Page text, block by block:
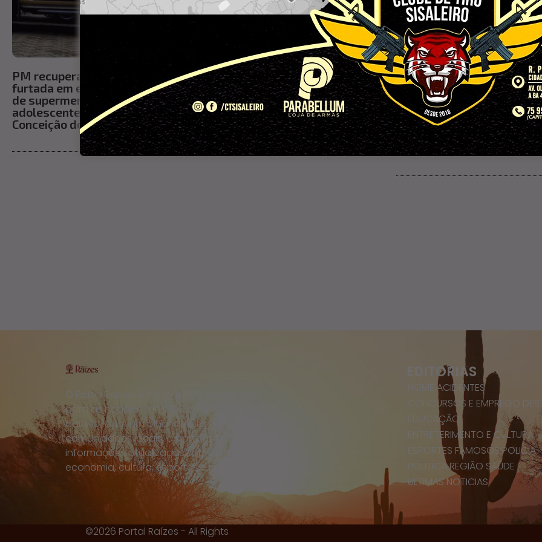
PM recupera motocicleta
furtada em estacionamento
de supermercado e apreende
adolescente de 12 anos em
Conceição doCoité
Cinco pessoas são
conduzidas à delegacia após
ação da PM por uso de
drogas em Ichu
Após ganhar prêmio em
evento, tatuadora sofre
tentativa de assalto ao
retornar para casa em
Conceição do Coité;
tentou interceptá-la três
vezes
O Portal Raízes é a sua porta de entrada
para as notícias mais relevantes do interior
baiano. Com um olhar atento para as
comunidades locais, o portal traz
informações atualizadas sobre política,
economia, cultura, esportes e muito mais.
EDITORIAS
ACIDENTES
CONCURSOS E EMPREGO
EDUCAÇÃO
ENTRETERIMENTO E CULTURA
ESPORTES FAMOSOS POLICIA
POLITICAREGIÃO SAÚDE
ULTIMAS NOTICIAS
©2026 Portal Raízes - All Rights